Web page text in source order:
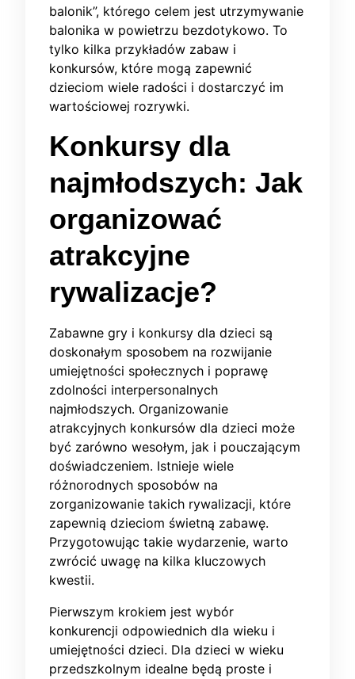
balonik”, którego celem jest utrzymywanie
balonika w powietrzu bezdotykowo. To
tylko kilka przykładów zabaw i
konkursów, które mogą zapewnić
dzieciom wiele radości i dostarczyć im
wartościowej rozrywki.
Konkursy dla
najmłodszych: Jak
organizować
atrakcyjne
rywalizacje?
Zabawne gry i konkursy dla dzieci są
doskonałym sposobem na rozwijanie
umiejętności społecznych i poprawę
zdolności interpersonalnych
najmłodszych. Organizowanie
atrakcyjnych konkursów dla dzieci może
być zarówno wesołym, jak i pouczającym
doświadczeniem. Istnieje wiele
różnorodnych sposobów na
zorganizowanie takich rywalizacji, które
zapewnią dzieciom świetną zabawę.
Przygotowując takie wydarzenie, warto
zwrócić uwagę na kilka kluczowych
kwestii.
Pierwszym krokiem jest wybór
konkurencji odpowiednich dla wieku i
umiejętności dzieci. Dla dzieci w wieku
przedszkolnym idealne będą proste i